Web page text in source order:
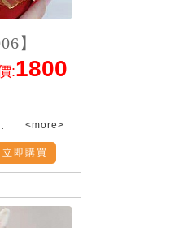
】
:1800
<more>
立即購買